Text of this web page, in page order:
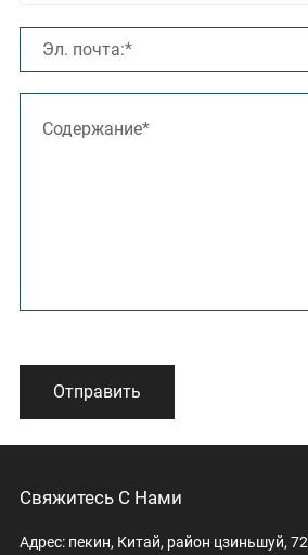
Отправить
Свяжитесь С Нами
Адрес: пекин, Китай, район цзиньшуй, 72